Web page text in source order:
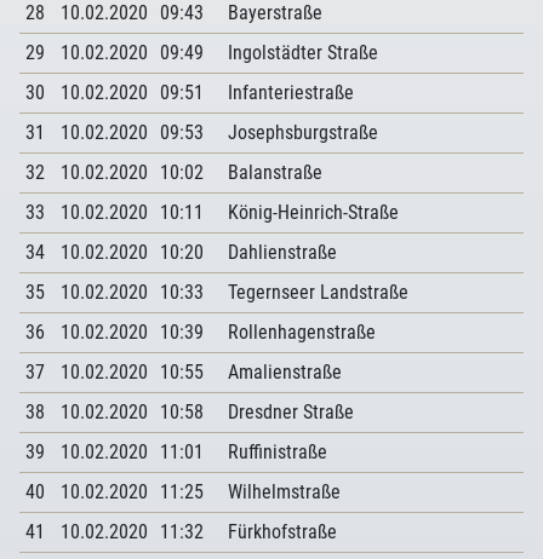
28
10.02.2020 09:43
Bayerstraße
29
10.02.2020 09:49
Ingolstädter Straße
30
10.02.2020 09:51
Infanteriestraße
31
10.02.2020 09:53
Josephsburgstraße
32
10.02.2020 10:02
Balanstraße
33
10.02.2020 10:11
König-Heinrich-Straße
34
10.02.2020 10:20
Dahlienstraße
35
10.02.2020 10:33
Tegernseer Landstraße
36
10.02.2020 10:39
Rollenhagenstraße
37
10.02.2020 10:55
Amalienstraße
38
10.02.2020 10:58
Dresdner Straße
39
10.02.2020 11:01
Ruffinistraße
40
10.02.2020 11:25
Wilhelmstraße
41
10.02.2020 11:32
Fürkhofstraße